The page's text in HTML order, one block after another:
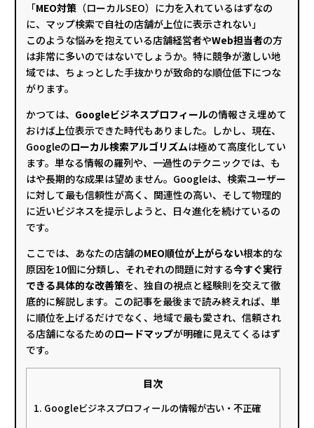
「MEO対策（ローカルSEO）に力を入れているはずなの
に、マップ検索で自社の店舗が上位に表示されない」
このような悩みを抱えている店舗経営者やWeb担当者の方
は非常に多いのではないでしょうか。特に競争が激しい地
域では、ちょっとした手抜かりが致命的な順位低下につな
がります。
かつては、 Googleビジネスプロフィールの情報さえ埋めて
おけば上位表示できた時代もありました。しかし、現在、
Googleのローカル検索アルゴリズムは極めて高度化してい
ます。単なる情報の羅列や、一過性のテクニックでは、も
はや長期的な成果は望めません。Googleは、検索ユーザー
に対して最も信頼性が高く、関連性の高い、そして物理的
に近いビジネスを提示しようと、日々進化を続けているの
です。
ここでは、あなたの店舗のMEO順位が上がらない根本的な
原因を10個に分類し、それぞれの問題に対する今すぐ実行
できる具体的な改善策を、独自の視点と経験則を交えて徹
底的に解説します。この記事を最後まで読み終えれば、単
に順位を上げるだけでなく、地域で最も愛され、信頼され
る店舗になるためのロードマップが明確に見えてくるはず
です。
目次
1. Googleビジネスプロフィールの情報が古い・不正確